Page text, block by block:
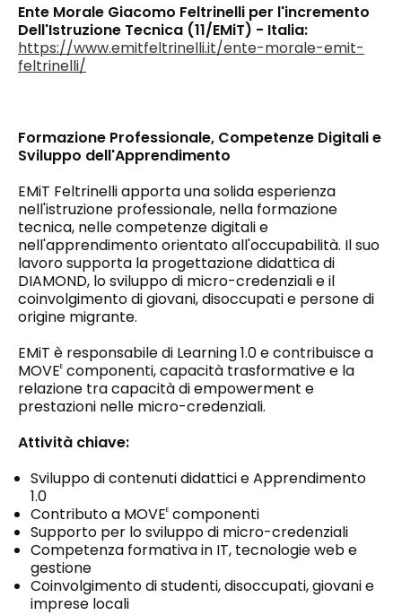
Ente Morale Giacomo Feltrinelli per l'incremento
Dell'Istruzione Tecnica (11/EMiT) - Italia:
https://www.emitfeltrinelli.it/ente-morale-emit-
feltrinelli/
Formazione Professionale, Competenze Digitali e
Sviluppo dell'Apprendimento
EMiT Feltrinelli apporta una solida esperienza
nell'istruzione professionale, nella formazione
tecnica, nelle competenze digitali e
nell'apprendimento orientato all'occupabilità. Il suo
lavoro supporta la progettazione didattica di
DIAMOND, lo sviluppo di micro-credenziali e il
coinvolgimento di giovani, disoccupati e persone di
origine migrante.
EMiT è responsabile di Learning 1.0 e contribuisce a
MOVEE componenti, capacità trasformative e la
relazione tra capacità di empowerment e
prestazioni nelle micro-credenziali.
Attività chiave:
Sviluppo di contenuti didattici e Apprendimento
1.0
Contributo a MOVEE componenti
Supporto per lo sviluppo di micro-credenziali
Competenza formativa in IT, tecnologie web e
gestione
Coinvolgimento di studenti, disoccupati, giovani e
imprese locali